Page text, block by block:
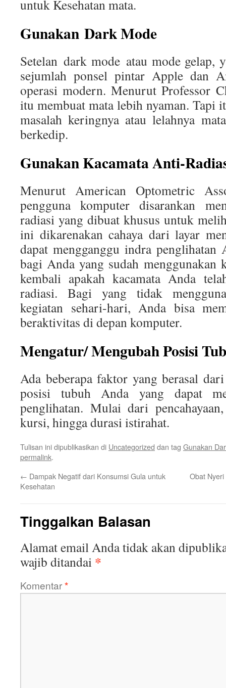
untuk Kesehatan mata.
Gunakan Dark Mode
Setelan dark mode atau mode gelap,
sejumlah ponsel pintar Apple dan
operasi modern. Menurut Professor
itu membuat mata lebih nyaman. Tapi
masalah keringnya atau lelahnya
berkedip.
Gunakan Kacamata Anti-
Menurut American Optometric
pengguna komputer disarankan
radiasi yang dibuat khusus untuk
ini dikarenakan cahaya dari layar
dapat mengganggu indra penglihatan
bagi Anda yang sudah menggunakan
kembali apakah kacamata Anda
radiasi. Bagi yang tidak
kegiatan sehari-hari, Anda bisa
beraktivitas di depan komputer.
Mengatur/ Mengubah Posisi
Ada beberapa faktor yang berasal
posisi tubuh Anda yang dapat
penglihatan. Mulai dari
kursi, hingga durasi istirahat.
Tulisan ini dipublikasikan di Uncategorized dan tag Gunakan
permalink.
← Dampak Negatif dari Konsumsi Gula untuk
Kesehatan
Obat
Tinggalkan Balasan
Alamat email Anda tidak akan
wajib ditandai *
Komentar*